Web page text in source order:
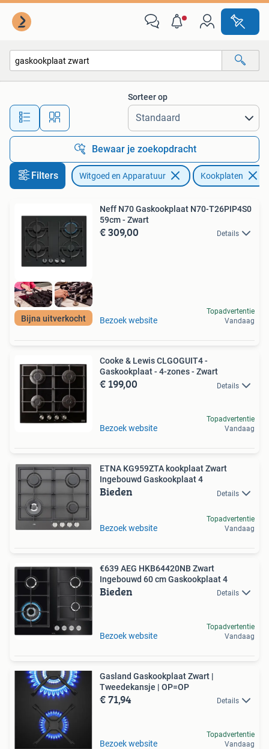
Alle afstanden…
Sorteer op
Bewaar je zoekopdracht
Filters Witgoed en Apparatuur Kookplaten
Bijna uitverkocht
Neff N70 Gaskookplaat N70-T26PIP4S0
59cm - Zwart
€ 309,00 Details
Bezoek website
Topadvertentie
Vandaag
Cooke & Lewis CLGOGUIT4 -
Gaskookplaat - 4-zones - Zwart
€ 199,00 Details
Bezoek website
Topadvertentie
Vandaag
ETNA KG959ZTA kookplaat Zwart
Ingebouwd Gaskookplaat 4
Bieden Details
Bezoek website
Topadvertentie
Vandaag
€639 AEG HKB64420NB Zwart
Ingebouwd 60 cm Gaskookplaat 4
Bieden Details
Bezoek website
Topadvertentie
Vandaag
Gasland Gaskookplaat Zwart |
Tweedekansje | OP=OP
€ 71,94 Details
Bezoek website
Topadvertentie
Vandaag